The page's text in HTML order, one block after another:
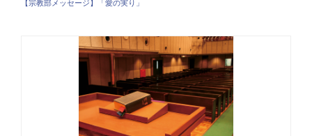
【宗教部メッセージ】「愛の実り」